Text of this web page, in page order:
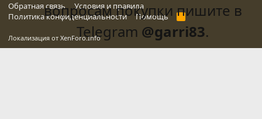
Обратная связь
Условия и правила
Политика конфиденциальности
Помощь
R
S
Локализация от XenForo.Info
вопросам покупки пишите в
Telegram @garri83.